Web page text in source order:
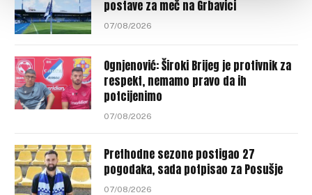
postave za meč na Grbavici
07/08/2026
Ognjenović: Široki Brijeg je protivnik za
respekt, nemamo pravo da ih
potcijenimo
07/08/2026
Prethodne sezone postigao 27
pogodaka, sada potpisao za Posušje
07/08/2026